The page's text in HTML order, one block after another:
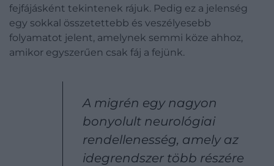
fejfájásként tekintenek rájuk. Pedig ez a jelenség
egy sokkal összetettebb és veszélyesebb
folyamatot jelent, amelynek semmi köze ahhoz,
amikor egyszerűen csak fáj a fejünk.
A migrén egy nagyon
bonyolult neurológiai
rendellenesség, amely az
idegrendszer több részére